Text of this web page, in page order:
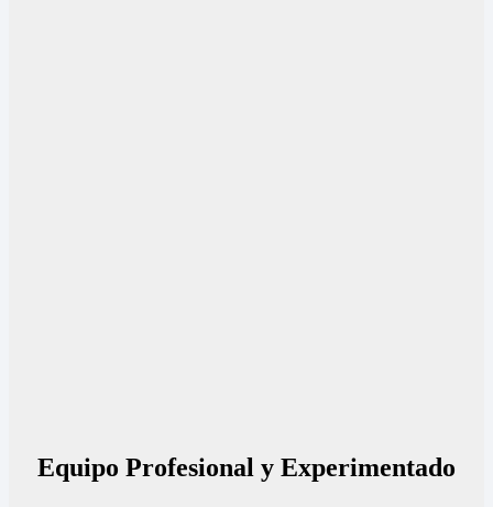
Equipo Profesional y Experimentado